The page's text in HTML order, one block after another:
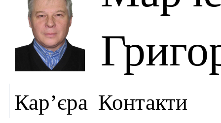
Кар’єра Контакти